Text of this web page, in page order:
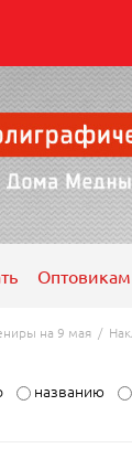
Оптовикам
на 9 мая /
названию